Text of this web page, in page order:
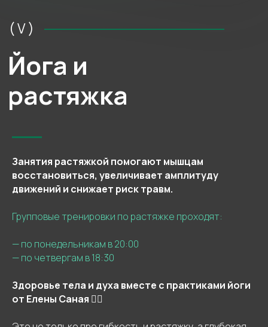
Занятия растяжкой помогают мышцам
восстановиться, увеличивает амплитуду
движений и снижает риск травм.
Групповые тренировки по растяжке проходят:
— по понедельникам в 20:00
— по четвергам в 18:30
Здоровье тела и духа вместе с практиками йоги
от Елены Саная 🧘‍♀️